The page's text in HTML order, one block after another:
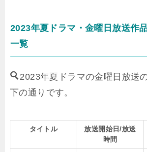
2023年夏ドラマ・金曜日放送作
一覧
2023年夏ドラマの金曜日放送
下の通りです。
タイトル
放送開始日/放送
時間